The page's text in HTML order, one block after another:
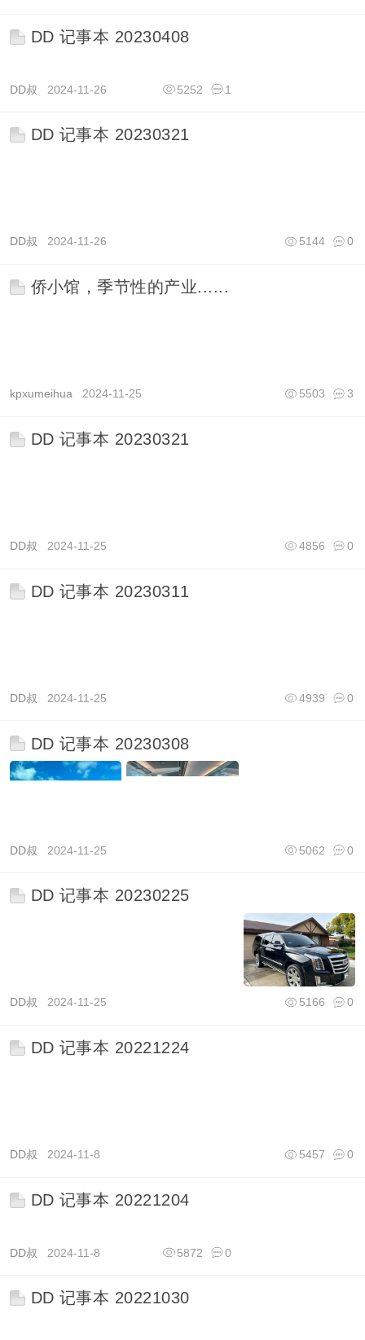
DD 记事本 20230408
DD叔 2024-11-26 1
5252
DD 记事本 20230321
DD叔 2024-11-26 0
5144
侨小馆，季节性的产业......
kpxumeihua 2024-11-25 3
5503
DD 记事本 20230321
DD叔 2024-11-25 0
4856
DD 记事本 20230311
DD叔 2024-11-25 0
4939
DD 记事本 20230308
DD叔 2024-11-25 0
5062
DD 记事本 20230225
DD叔 2024-11-25 0
5166
DD 记事本 20221224
DD叔 2024-11-8 0
5457
DD 记事本 20221204
DD叔 2024-11-8 0
5872
DD 记事本 20221030